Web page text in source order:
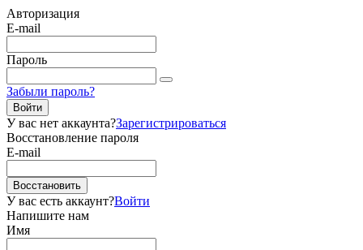
Авторизация
E-mail
Пароль
Забыли пароль?
Войти
У вас нет аккаунта?Зарегистрироваться
Восстановление пароля
E-mail
Восстановить
У вас есть аккаунт?Войти
Напишите нам
Имя